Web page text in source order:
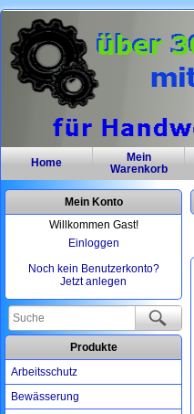
Home
Mein
Warenkorb
Mein Konto
Willkommen Gast!
Einloggen
Noch kein Benutzerkonto?
Jetzt anlegen
Produkte
Arbeitsschutz
Bewässerung